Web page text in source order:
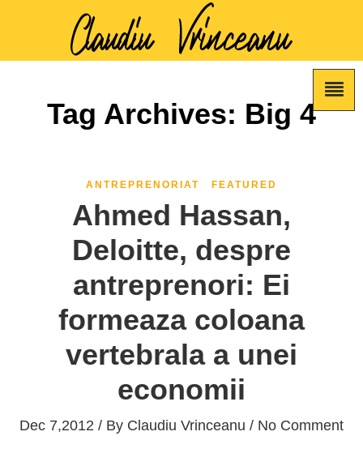
Tag Archives: Big 4
ANTREPRENORIAT FEATURED
Ahmed Hassan,
Deloitte, despre
antreprenori: Ei
formeaza coloana
vertebrala a unei
economii
Dec 7,2012 / By Claudiu Vrinceanu / No Comment